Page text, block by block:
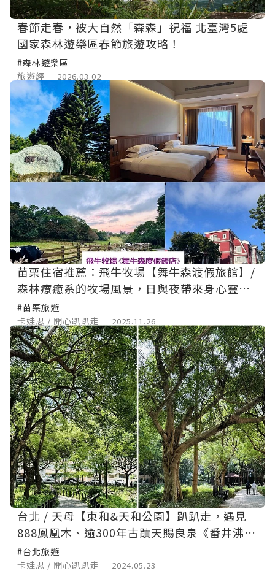
春節走春，被大自然「森森」祝福 北臺灣5處
國家森林遊樂區春節旅遊攻略！
#森林遊樂區
旅遊經
2026.03.02
苗栗住宿推薦：飛牛牧場【舞牛森渡假旅館】/
森林療癒系的牧場風景，日與夜帶來身心靈舒
暢的優美假期💕
#苗栗旅遊
卡娃思 / 開心趴趴走
2025.11.26
台北 / 天母【東和&天和公園】趴趴走，遇見
888鳳凰木、逾300年古蹟天賜良泉《番井沸
泉》
#台北旅遊
卡娃思 / 開心趴趴走
2024.05.23